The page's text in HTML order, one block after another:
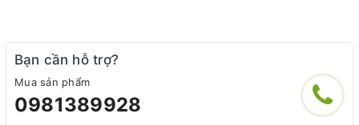
Bạn cần hỗ trợ?
Mua sản phẩm
0981389928